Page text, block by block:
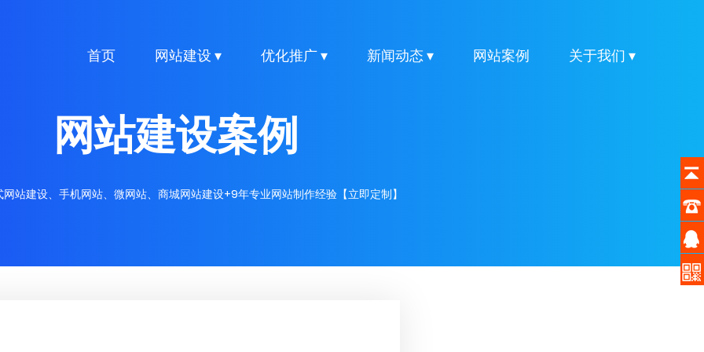
首页 网站建设 ▾ 优化推广 ▾ 新闻动态 ▾ 网站案例 关于我们 ▾
网站建设案例
站建设、手机网站、微网站、商城网站建设+9年专业网站制作经验【立即定制】